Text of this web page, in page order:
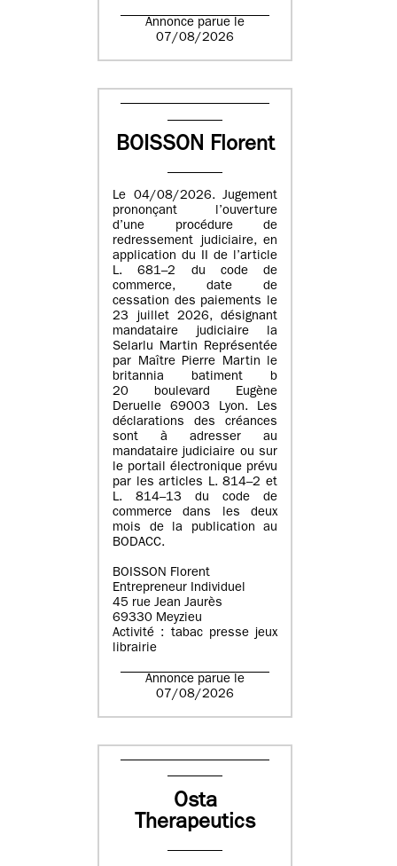
Annonce parue le
07/08/2026
BOISSON Florent
Le 04/08/2026. Jugement
prononçant l’ouverture
d’une procédure de
redressement judiciaire, en
application du II de l’article
L. 681–2 du code de
commerce, date de
cessation des paiements le
23 juillet 2026, désignant
mandataire judiciaire la
Selarlu Martin Représentée
par Maître Pierre Martin le
britannia batiment b
20 boulevard Eugène
Deruelle 69003 Lyon. Les
déclarations des créances
sont à adresser au
mandataire judiciaire ou sur
le portail électronique prévu
par les articles L. 814–2 et
L. 814–13 du code de
commerce dans les deux
mois de la publication au
BODACC.
BOISSON Florent
Entrepreneur Individuel
45 rue Jean Jaurès
69330 Meyzieu
Activité : tabac presse jeux
librairie
Annonce parue le
07/08/2026
Osta
Therapeutics